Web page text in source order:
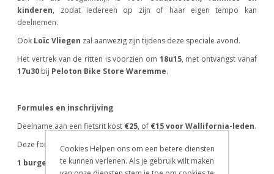
kinderen, zodat iedereen op zijn of haar eigen tempo kan
deelnemen.
Ook Loïc Vliegen zal aanwezig zijn tijdens deze speciale avond.
Het vertrek van de ritten is voorzien om 18u15, met ontvangst vanaf
17u30 bij Peloton Bike Store Waremme.
Formules en inschrijving
Deelname aan een fietsrit kost €25, of €15 voor Wallifornia-leden.
Deze formule omvat:
1 burger + 1 drankje + 1 gratis paar sokken
Cookies Helpen ons om een betere diensten
te kunnen verlenen. Als je gebruik wilt maken